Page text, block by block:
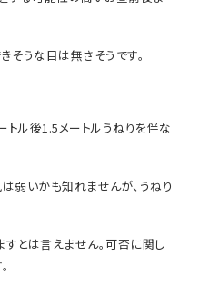
そうな目は無さそうです。
ル後1.5メートルうねりを伴な
弱いかも知れませんが、うねり
とは言えません。可否に関し